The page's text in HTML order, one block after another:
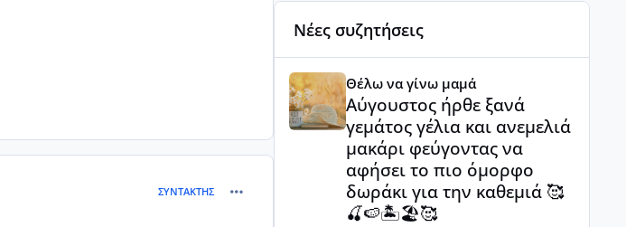
ΣΥΝΤΆΚΤΗΣ comment_888853
Νέες συζητήσεις
Αύγουστος ήρθε ξανά γεμάτος γέλια και
Θέλω να γίνω μαμά
Αύγουστος ήρθε ξανά
γεμάτος γέλια και ανεμελιά
μακάρι φεύγοντας να
αφήσει το πιο όμορφο
δωράκι για την καθεμιά 🥰
🍒🍉🏝️🏖️🥰